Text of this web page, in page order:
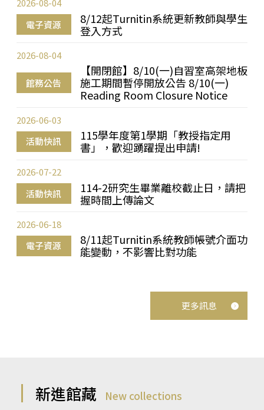
電子資源
8/12起Turnitin系統更新教師與學生
登入方式
2026-08-04
館務公告
【開閉館】8/10(一)自習室高架地板
施工期間暫停開放公告 8/10(一)
Reading Room Closure Notice
2026-08-04
活動快訊
115學年度第1學期「教授指定用
書」，歡迎踴躍提出申請!
2026-06-03
活動快訊
114-2研究生畢業離校截止日，請把
握時間上傳論文
2026-07-22
電子資源
8/11起Turnitin系統教師帳號介面功
能變動，不影響比對功能
2026-06-18
更多訊息
新進館藏 New collections